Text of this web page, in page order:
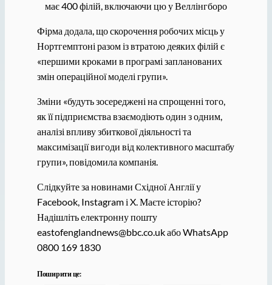
має 400 філій, включаючи цю у Веллінгборо
Фірма додала, що скорочення робочих місць у
Нортгемптоні разом із втратою деяких філій є
«першими кроками в програмі запланованих
змін операційної моделі групи».
Зміни «будуть зосереджені на спрощенні того,
як її підприємства взаємодіють один з одним,
аналізі впливу збиткової діяльності та
максимізації вигоди від колективного масштабу
групи», повідомила компанія.
Слідкуйте за новинами Східної Англії у
Facebook, Instagram і X. Маєте історію?
Надішліть електронну пошту
eastofenglandnews@bbc.co.uk або WhatsApp
0800 169 1830
Поширити це: